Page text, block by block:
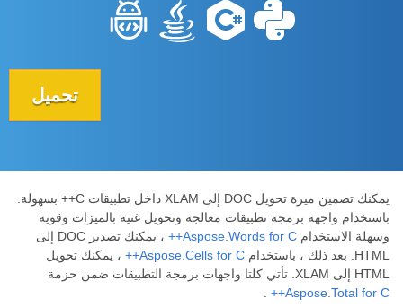
تحميل
يمكنك تضمين ميزة تحويل DOC إلى XLAM داخل تطبيقات C++ بسهولة.
باستخدام واجهة برمجة تطبيقات معالجة وتحويل غنية بالميزات وقوية
وسهلة الاستخدام Aspose.Words for C++
، يمكنك تصدير DOC إلى
HTML. بعد ذلك ، باستخدام
Aspose.Cells for C++
، يمكنك تحويل
HTML إلى XLAM. تأتي كلتا واجهات برمجة التطبيقات ضمن حزمة
Aspose.Total for C++